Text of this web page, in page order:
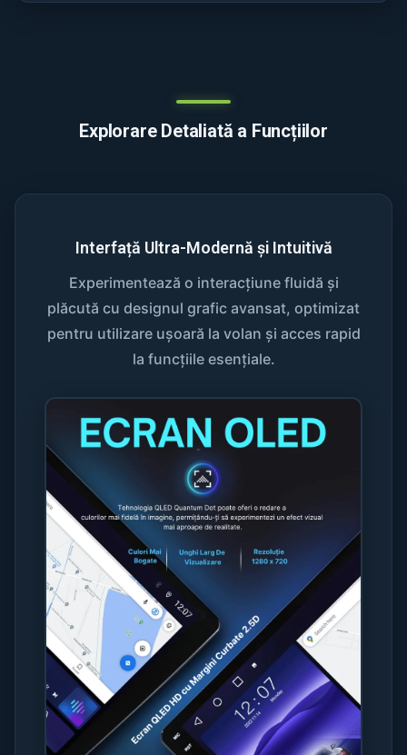
Explorare Detaliată a Funcțiilor
Interfață Ultra-Modernă și Intuitivă
Experimentează o interacțiune fluidă și
plăcută cu designul grafic avansat, optimizat
pentru utilizare ușoară la volan și acces rapid
la funcțiile esențiale.